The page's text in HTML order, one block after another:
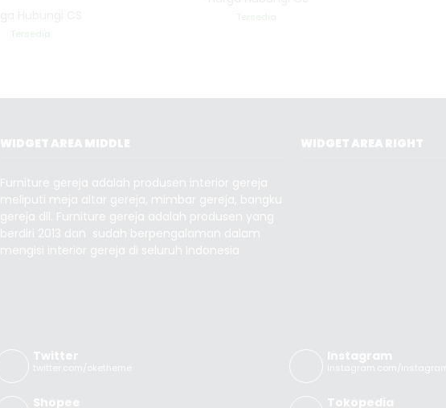
Tersedia
Tersedia
WIDGET AREA MIDDLE
Furniture gereja adalah produsen interior gereja
meliputi meja altar gereja, mimbar gereja, bangku
gereja dll. Furniture gereja adalah produsen yang
berdiri 2013 dan sudah berpengalaman dalam
mengisi interior gereja di seluruh Indonesia
WIDGET AREA RIGHT
Twitter
twitter.com/oketheme
Instagram
instagram.com/instagram
Shopee Tokopedia